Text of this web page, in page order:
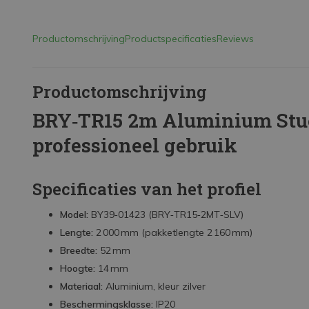
ProductomschrijvingProductspecificatiesReviews
Productomschrijving
BRY‑TR15 2m Aluminium
professioneel gebruik
Specificaties van het profiel
Model: BY39‑01423 (BRY‑TR15‑2MT‑SLV)
Lengte: 2 000 mm (pakketlengte 2 160 mm)
Breedte: 52 mm
Hoogte: 14 mm
Materiaal: Aluminium, kleur zilver
Beschermingsklasse: IP20